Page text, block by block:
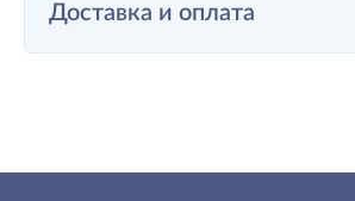
Доставка и оплата